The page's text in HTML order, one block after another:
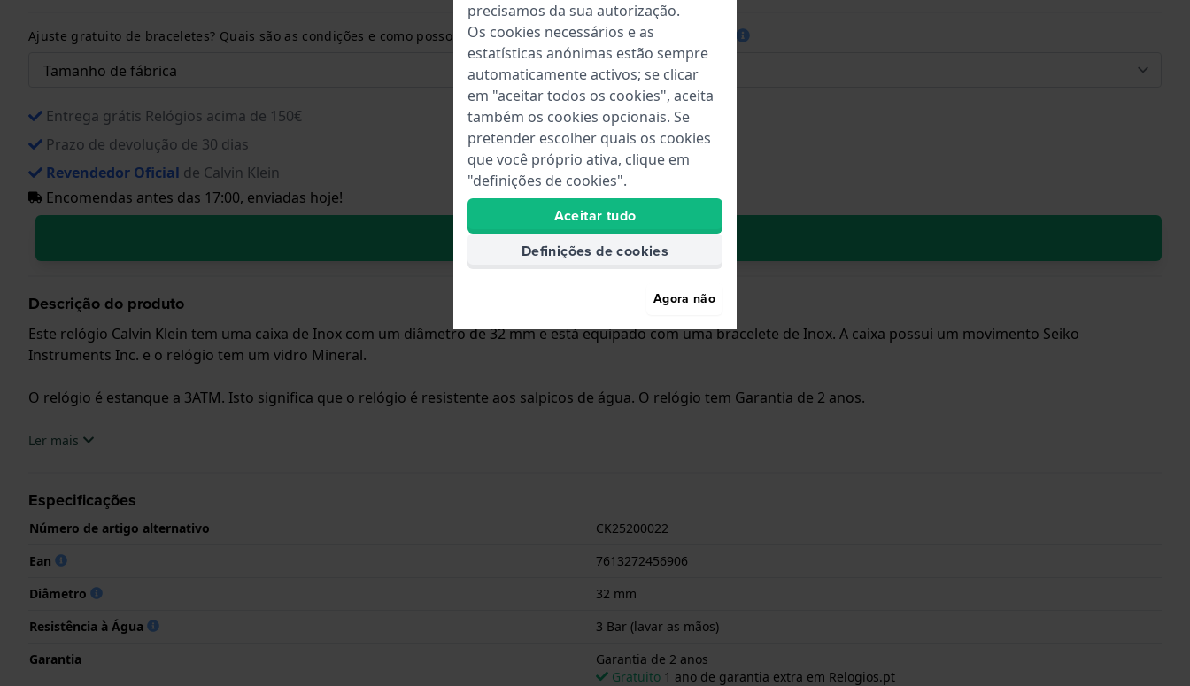
Ajuste gratuito de braceletes? Quais são as condições e como posso medir o tamanho do meu pulso? Leia mais::
Entrega grátis Relógios acima de 150€
Prazo de devolução de 30 dias
Revendedor Oficial de Calvin Klein
Encomendas antes das 17:00, enviadas hoje!
No carrinho
Descrição do produto
Este relógio Calvin Klein tem uma caixa de Inox com um diâmetro de 32 mm e está equipado com uma bracelete de Inox. A caixa possui um movimento Seiko
Instruments Inc. e o relógio tem um vidro Mineral.
O relógio é estanque a 3ATM. Isto significa que o relógio é resistente aos salpicos de água. O relógio tem Garantia de 2 anos.
.Ler mais
Especificações
Número de artigo alternativo
CK25200022
Ean
7613272456906
Diâmetro
32 mm
Resistência à Água
3 Bar (lavar as mãos)
Garantia
Garantia de 2 anos
Gratuito 1 ano de garantia extra em Relogios.pt
precisamos da sua autorização.
Os cookies necessários e as
estatísticas anónimas estão sempre
automaticamente activos; se clicar
em "aceitar todos os cookies", aceita
também os cookies opcionais. Se
pretender escolher quais os cookies
que você próprio ativa, clique em
"definições de cookies".
Aceitar tudo
Definições de cookies
Agora não